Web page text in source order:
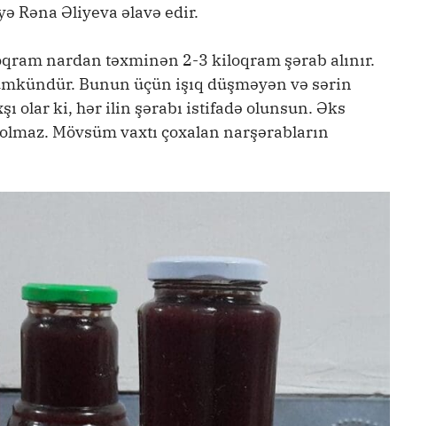
Rəna Əliyeva əlavə edir.
nardan təxminən 2-3 kiloqram şərab alınır.
Bunun üçün işıq düşməyən və sərin
olar ki, hər ilin şərabı istifadə olunsun. Əks
Mövsüm vaxtı çoxalan narşərabların